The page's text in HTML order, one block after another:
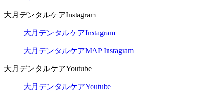
大月デンタルケアInstagram
大月デンタルケアInstagram
大月デンタルケアMAP Instagram
大月デンタルケアYoutube
大月デンタルケアYoutube